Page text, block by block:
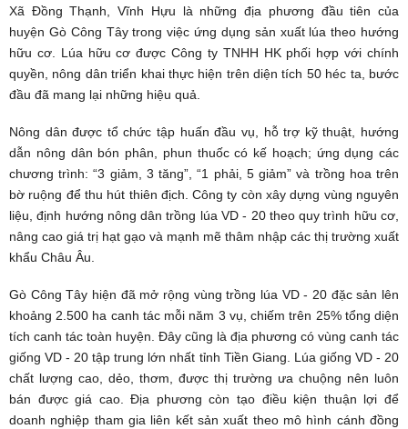
Xã Đồng Thạnh, Vĩnh Hựu là những địa phương đầu tiên của
huyện Gò Công Tây trong việc ứng dụng sản xuất lúa theo hướng
hữu cơ. Lúa hữu cơ được Công ty TNHH HK phối hợp với chính
quyền, nông dân triển khai thực hiện trên diện tích 50 héc ta, bước
đầu đã mang lại những hiệu quả.
Nông dân được tổ chức tập huấn đầu vụ, hỗ trợ kỹ thuật, hướng
dẫn nông dân bón phân, phun thuốc có kế hoạch; ứng dụng các
chương trình: “3 giảm, 3 tăng”, “1 phải, 5 giảm” và trồng hoa trên
bờ ruộng để thu hút thiên địch. Công ty còn xây dựng vùng nguyên
liệu, định hướng nông dân trồng lúa VD - 20 theo quy trình hữu cơ,
nâng cao giá trị hạt gạo và mạnh mẽ thâm nhập các thị trường xuất
khẩu Châu Âu.
Gò Công Tây hiện đã mở rộng vùng trồng lúa VD - 20 đặc sản lên
khoảng 2.500 ha canh tác mỗi năm 3 vụ, chiếm trên 25% tổng diện
tích canh tác toàn huyện. Đây cũng là địa phương có vùng canh tác
giống VD - 20 tập trung lớn nhất tỉnh Tiền Giang. Lúa giống VD - 20
chất lượng cao, dẻo, thơm, được thị trường ưa chuộng nên luôn
bán được giá cao. Địa phương còn tạo điều kiện thuận lợi để
doanh nghiệp tham gia liên kết sản xuất theo mô hình cánh đồng